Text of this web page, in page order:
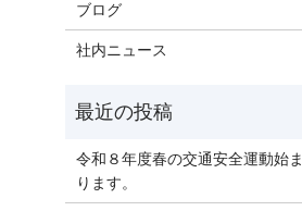
ブログ
社内ニュース
令和８年度春の交通安全運動始ま
ります。